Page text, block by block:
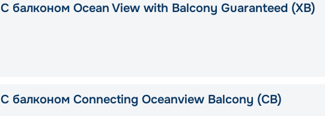
С балконом Ocean View with Balcony Guaranteed (XB)
С балконом Connecting Oceanview Balcony (CB)